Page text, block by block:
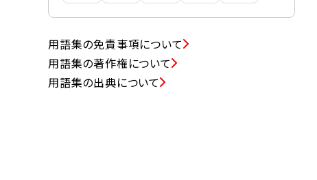
用語集の免責事項について
用語集の著作権について
用語集の出典について